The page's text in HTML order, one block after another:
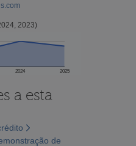
2023)
2024 2025
a esta
de